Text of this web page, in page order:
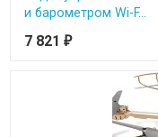
и барометром Wi-F...
7 821 ₽